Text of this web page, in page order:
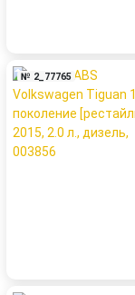
№ 2_77765